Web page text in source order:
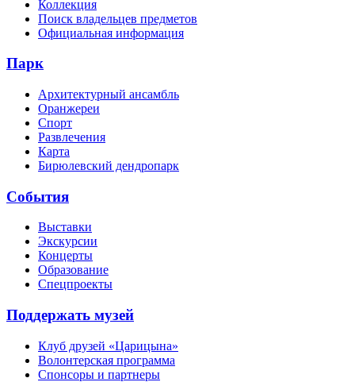
Коллекция
Поиск владельцев предметов
Официальная информация
Парк
Архитектурный ансамбль
Оранжереи
Спорт
Развлечения
Карта
Бирюлевский дендропарк
События
Выставки
Экскурсии
Концерты
Образование
Спецпроекты
Поддержать музей
Клуб друзей «Царицына»
Волонтерская программа
Спонсоры и партнеры